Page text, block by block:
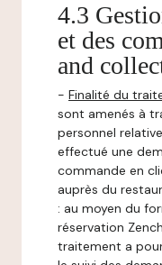
4.3
et des
and
- Finalité du
sont amenés à
personnel
effectué une
commande en
auprès du
: au moyen du
réservation
traitement a